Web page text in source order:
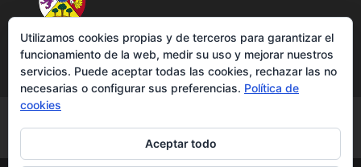
Política de cookies
Accesibilidad
Utilizamos cookies propias y de terceros para garantizar el
funcionamiento de la web, medir su uso y mejorar nuestros
servicios. Puede aceptar todas las cookies, rechazar las no
necesarias o configurar sus preferencias. Política de
cookies
Aceptar todo